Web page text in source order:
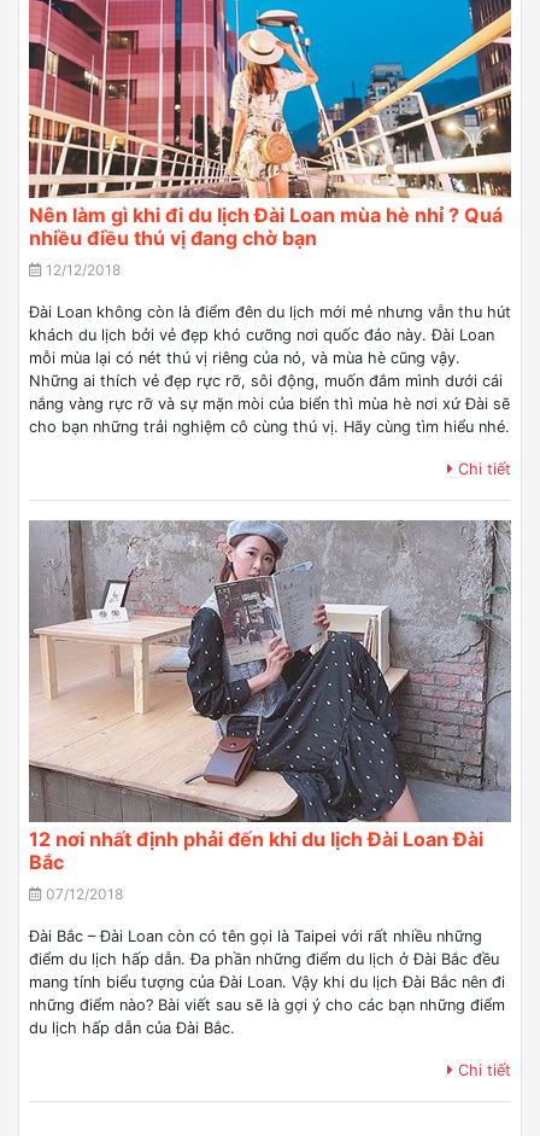
Nên làm gì khi đi du lịch Đài Loan mùa hè nhỉ ? Quá
nhiều điều thú vị đang chờ bạn
12/12/2018
Đài Loan không còn là điểm đên du lịch mới mẻ nhưng vẫn thu hút
khách du lịch bởi vẻ đẹp khó cưỡng nơi quốc đảo này. Đài Loan
mỗi mùa lại có nét thú vị riêng của nó, và mùa hè cũng vậy.
Những ai thích vẻ đẹp rực rỡ, sôi động, muốn đắm mình dưới cái
nắng vàng rực rỡ và sự mặn mòi của biển thì mùa hè nơi xứ Đài sẽ
cho bạn những trải nghiệm cô cùng thú vị. Hãy cùng tìm hiểu nhé.
Chi tiết
12 nơi nhất định phải đến khi du lịch Đài Loan Đài
Bắc
07/12/2018
Đài Bắc – Đài Loan còn có tên gọi là Taipei với rất nhiều những
điểm du lịch hấp dẫn. Đa phần những điểm du lịch ở Đài Bắc đều
mang tính biểu tượng của Đài Loan. Vậy khi du lịch Đài Bắc nên đi
những điểm nào? Bài viết sau sẽ là gợi ý cho các bạn những điểm
du lịch hấp dẫn của Đài Bắc.
Chi tiết